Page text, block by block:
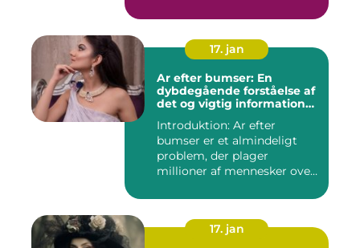
17. jan
Ar efter bumser: En
dybdegående forståelse af
det og vigtig information
Introduktion: Ar efter
bumser er et almindeligt
problem, der plager
millioner af mennesker over
17. jan